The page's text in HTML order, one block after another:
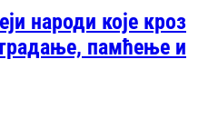
народи које кроз
памћење и